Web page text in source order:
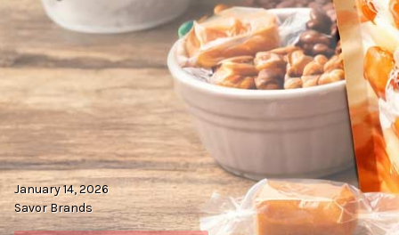
January 14, 2026
Savor Brands